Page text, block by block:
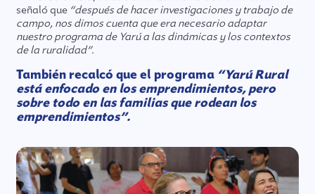
señaló que “después de hacer investigaciones y trabajo de
campo, nos dimos cuenta que era necesario adaptar
nuestro programa de Yarú a las dinámicas y los contextos
de la ruralidad”.
También recalcó que el programa “Yarú Rural
está enfocado en los emprendimientos, pero
sobre todo en las familias que rodean los
emprendimientos”.